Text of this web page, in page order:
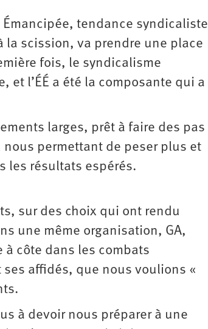
tendance syndicaliste
la scission, va prendre une place
fois, le syndicalisme
et l’ÉÉ a été la composante qui a
larges, prêt à faire des pas
permettant de peser plus et
les résultats espérés.
sur des choix qui ont rendu
une même organisation, GA,
à côte dans les combats
affidés, que nous voulions «
à devoir nous préparer à une